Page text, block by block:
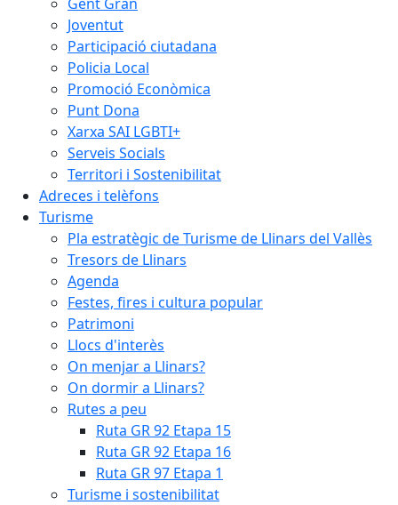
Joventut
Participació ciutadana
Policia Local
Promoció Econòmica
Punt Dona
Xarxa SAI LGBTI+
Serveis Socials
Territori i Sostenibilitat
Adreces i telèfons
Turisme
Pla estratègic de Turisme de Llinars del Vallès
Tresors de Llinars
Agenda
Festes, fires i cultura popular
Patrimoni
Llocs d'interès
On menjar a Llinars?
On dormir a Llinars?
Rutes a peu
Ruta GR 92 Etapa 15
Ruta GR 92 Etapa 16
Ruta GR 97 Etapa 1
Turisme i sostenibilitat